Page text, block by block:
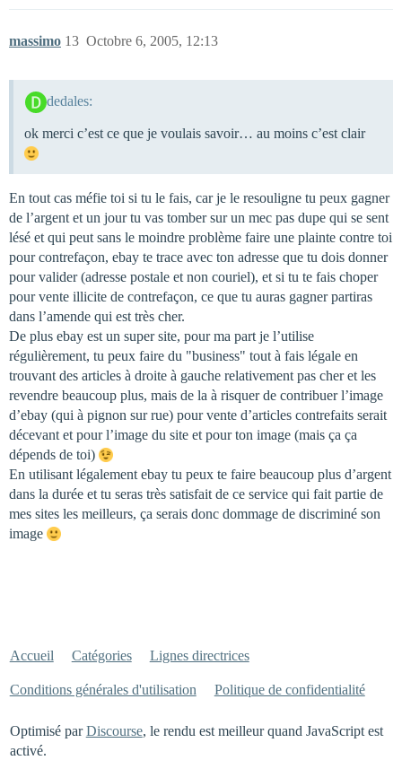
massimo Octobre 6, 2005, 12:13
13
dedales:
ok merci c’est ce que je voulais savoir… au moins c’est clair
En tout cas méfie toi si tu le fais, car je le resouligne tu peux gagner
de l’argent et un jour tu vas tomber sur un mec pas dupe qui se sent
lésé et qui peut sans le moindre problème faire une plainte contre toi
pour contrefaçon, ebay te trace avec ton adresse que tu dois donner
pour valider (adresse postale et non couriel), et si tu te fais choper
pour vente illicite de contrefaçon, ce que tu auras gagner partiras
dans l’amende qui est très cher.
De plus ebay est un super site, pour ma part je l’utilise
régulièrement, tu peux faire du "business" tout à fais légale en
trouvant des articles à droite à gauche relativement pas cher et les
revendre beaucoup plus, mais de la à risquer de contribuer l’image
d’ebay (qui à pignon sur rue) pour vente d’articles contrefaits serait
décevant et pour l’image du site et pour ton image (mais ça ça
dépends de toi)
En utilisant légalement ebay tu peux te faire beaucoup plus d’argent
dans la durée et tu seras très satisfait de ce service qui fait partie de
mes sites les meilleurs, ça serais donc dommage de discriminé son
image
Accueil Catégories Lignes directrices
Conditions générales d'utilisation Politique de confidentialité
Optimisé parDiscourse, le rendu est meilleur quand JavaScript est
activé.